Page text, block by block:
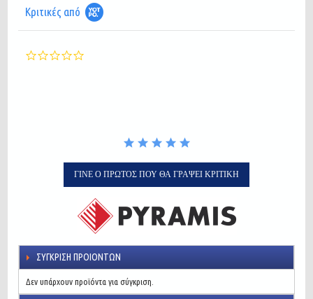
Κριτικές από
ΓΊΝΕ Ο ΠΡΏΤΟΣ ΠΟΥ ΘΑ ΓΡΆΨΕΙ ΚΡΙΤΙΚΉ
ΣΎΓΚΡΙΣΗ ΠΡΟΙΌΝΤΩΝ
Δεν υπάρχουν προϊόντα για σύγκριση.